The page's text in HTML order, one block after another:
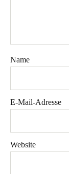
Name
E-Mail-Adresse
Website